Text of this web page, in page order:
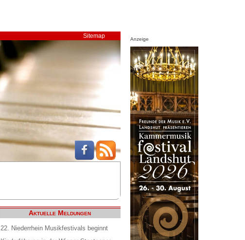
Sitemap
Aktuelle Meldungen
22. Niederrhein Musikfestivals beginnt
Anzeige